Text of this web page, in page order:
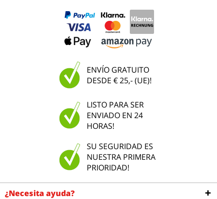
ENVÍO GRATUITO
DESDE € 25,- (UE)!
LISTO PARA SER
ENVIADO EN 24
HORAS!
SU SEGURIDAD ES
NUESTRA PRIMERA
PRIORIDAD!
¿Necesita ayuda?